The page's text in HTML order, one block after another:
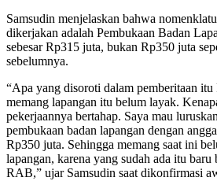
Samsudin menjelaskan bahwa
dikerjakan adalah Pembukaan Badan
sebesar Rp315 juta, bukan Rp350 juta
sebelumnya.
“Apa yang disoroti dalam pemberitaan
memang lapangan itu belum layak.
pekerjaannya bertahap. Saya mau
pembukaan badan lapangan dengan
Rp350 juta. Sehingga memang saat ini
lapangan, karena yang sudah ada itu baru
RAB,” ujar Samsudin saat dikonfirmasi